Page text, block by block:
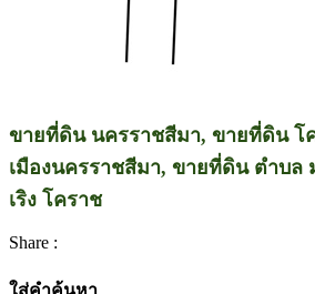
ขายที่ดิน นครราชสีมา, ขายที่ดิน โ
เมืองนครราชสีมา, ขายที่ดิน ตำบล
เริง โคราช
Share :
ใส่คำค้นหา